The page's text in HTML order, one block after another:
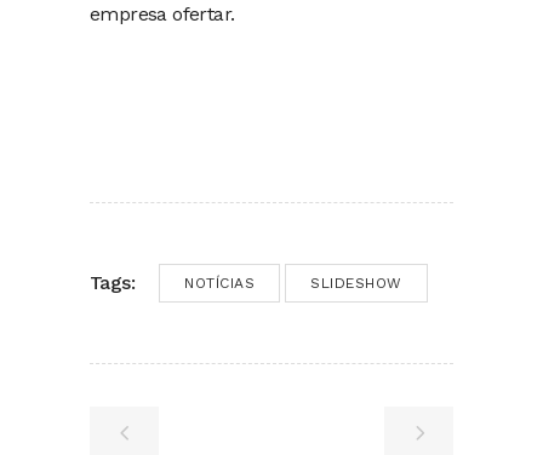
empresa ofertar.
Tags: NOTÍCIAS SLIDESHOW